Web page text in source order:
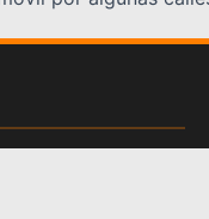
entretenimiento,